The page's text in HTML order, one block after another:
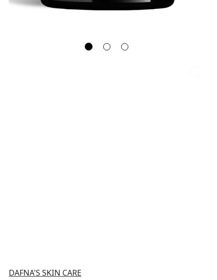
DAFNA'S SKIN CARE